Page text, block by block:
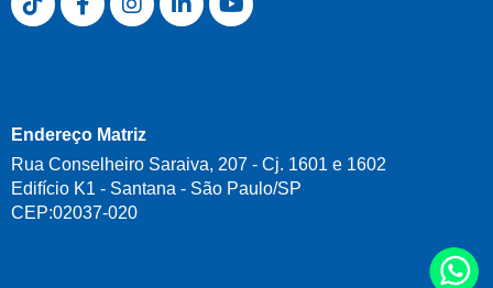
Endereço Matriz
Rua Conselheiro Saraiva, 207 - Cj. 1601 e 1602
Edifício K1 - Santana - São Paulo/SP
CEP:02037-020